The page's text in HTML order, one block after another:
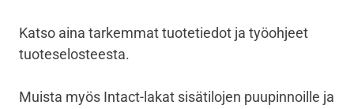
Katso aina tarkemmat tuotetiedot ja työohjeet
tuoteselosteesta.
Muista myös Intact-lakat sisätilojen puupinnoille ja